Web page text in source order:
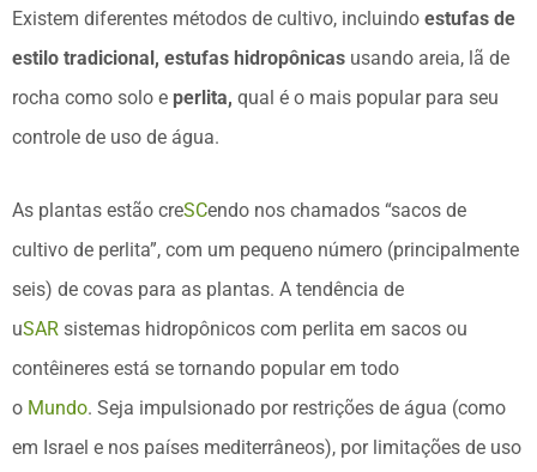
Existem diferentes métodos de cultivo, incluindo estufas de
estilo tradicional, estufas hidropônicas usando areia, lã de
rocha como solo e perlita, qual é o mais popular para seu
controle de uso de água.
As plantas estão creSCendo nos chamados “sacos de
cultivo de perlita”, com um pequeno número (principalmente
seis) de covas para as plantas. A tendência de
uSAR sistemas hidropônicos com perlita em sacos ou
contêineres está se tornando popular em todo
o Mundo. Seja impulsionado por restrições de água (como
em Israel e nos países mediterrâneos), por limitações de uso